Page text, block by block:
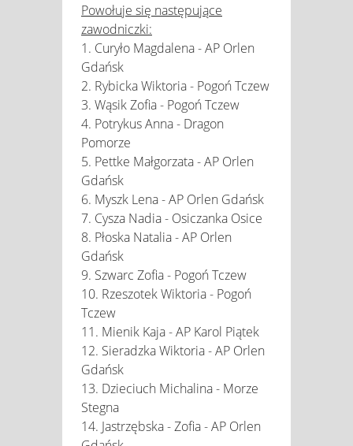
Powołuje się następujące
zawodniczki:
1. Curyło Magdalena - AP Orlen
Gdańsk
2. Rybicka Wiktoria - Pogoń Tczew
3. Wąsik Zofia - Pogoń Tczew
4. Potrykus Anna - Dragon
Pomorze
5. Pettke Małgorzata - AP Orlen
Gdańsk
6. Myszk Lena - AP Orlen Gdańsk
7. Cysza Nadia - Osiczanka Osice
8. Płoska Natalia - AP Orlen
Gdańsk
9. Szwarc Zofia - Pogoń Tczew
10. Rzeszotek Wiktoria - Pogoń
Tczew
11. Mienik Kaja - AP Karol Piątek
12. Sieradzka Wiktoria - AP Orlen
Gdańsk
13. Dzieciuch Michalina - Morze
Stegna
14. Jastrzębska - Zofia - AP Orlen